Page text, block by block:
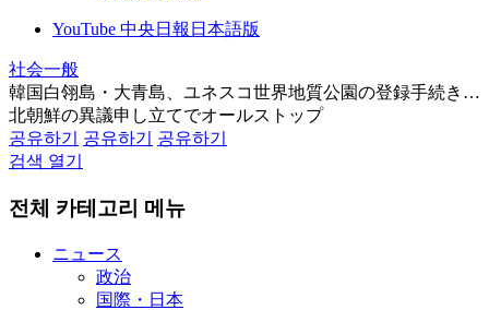
YouTube 中央日報日本語版
社会一般
韓国白翎島・大青島、ユネスコ世界地質公園の登録手続き…
北朝鮮の異議申し立てでオールストップ
공유하기
공유하기
공유하기
검색 열기
전체 카테고리 메뉴
ニュース
政治
国際・日本